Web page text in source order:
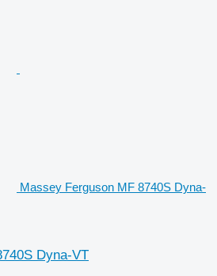
Massey Ferguson MF 8740S Dyna-
Dyna-VT